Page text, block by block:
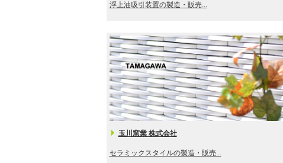
浮上油吸引装置の製造・販売...
玉川窯業 株式会社
セラミックスタイルの製造・販売...